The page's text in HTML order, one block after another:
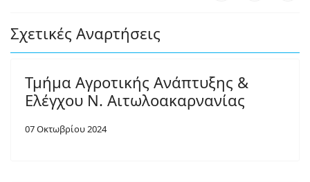
Σχετικές Αναρτήσεις
Τμήμα Αγροτικής Ανάπτυξης &
Ελέγχου Ν. Αιτωλοακαρνανίας
07 Οκτωβρίου 2024